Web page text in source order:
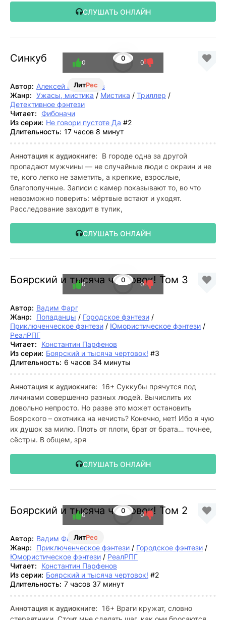
СЛУШАТЬ ОНЛАЙН
Синкуб
ЛитРес
0
0 0
Автор: Алексей Небоходов
Жанр: Ужасы, мистика / Мистика / Триллер /
Детективное фэнтези
Читает:
Фибоначи
Из серии: Не говори пустоте Да #2
Длительность: 17 часов 8 минут
Аннотация к аудиокниге:
В городе одна за другой
пропадают мужчины — не случайные люди с окраин и не
те, кого легко не заметить, а крепкие, взрослые,
благополучные. Записи с камер показывают то, во что
невозможно поверить: мёртвые встают и уходят.
Расследование заходит в тупик,
СЛУШАТЬ ОНЛАЙН
Боярский и тысяча чертовок! Том 3
0
0 0
Автор: Вадим Фарг
Жанр:
Попаданцы / Городское фэнтези /
Приключенческое фэнтези / Юмористическое фэнтези /
РеалРПГ
Читает:
Константин Парфенов
Из серии: Боярский и тысяча чертовок! #3
Длительность: 6 часов 34 минуты
Аннотация к аудиокниге:
16+ Суккубы прячутся под
личинами совершенно разных людей. Вычислить их
довольно непросто. Но разве это может остановить
Боярского – охотника на нечисть? Конечно, нет! Ибо я чую
их душок за милю. Плоть от плоти, брат от брата… точнее,
сёстры. В общем, зря
СЛУШАТЬ ОНЛАЙН
Боярский и тысяча чертовок! Том 2
ЛитРес
0
0 0
Автор: Вадим Фарг
Жанр:
Приключенческое фэнтези / Городское фэнтези /
Юмористическое фэнтези / РеалРПГ
Читает:
Константин Парфенов
Из серии: Боярский и тысяча чертовок! #2
Длительность: 7 часов 37 минут
Аннотация к аудиокниге:
16+ Враги кружат, словно